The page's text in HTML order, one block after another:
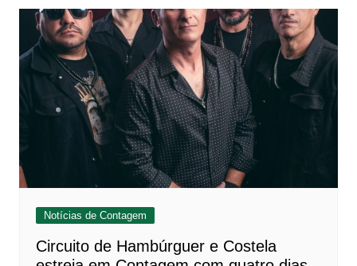
Notícias de Contagem
Circuito de Hambúrguer e Costela